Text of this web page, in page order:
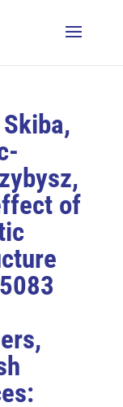
of